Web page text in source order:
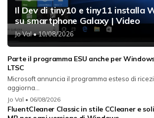
Il Dev di tiny10 e tiny11 installa
su smartphone Galaxy | Video
Jo Val• 10/08/2026
Parte il programma ESU anche per
LTSC
Microsoft annuncia il programma esteso di
aggiorna...
Jo Val • 06/08/2026
FluentCleaner Classic in stile CCleaner e